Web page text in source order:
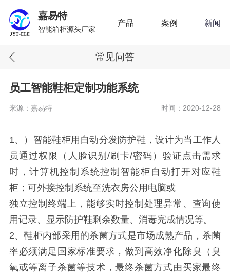
产品 案例 新闻
嘉易特
智能箱柜源头厂家
常见问答
员工智能鞋柜定制功能系统
来源：嘉易特 时间：2020-12-28
1、）智能鞋柜用自动分发防护鞋，设计为当工作人
员通过权限（人脸识别/刷卡/密码）验证点击需求
时，计算机控制系统控制智能柜自动打开对应鞋
柜；可外接控制系统至洗衣房公用电脑或
独立控制终端上，能够实时控制处理异常、查询使
用记录、显示防护鞋剩余数量、消毒完成情况等。
2、鞋柜内部采用的杀菌方式是市场成熟产品，杀菌
率必须满足国家标准要求，做到高效净化除臭（臭
氧或等离子杀菌等技术，最终杀菌方式由买家最终